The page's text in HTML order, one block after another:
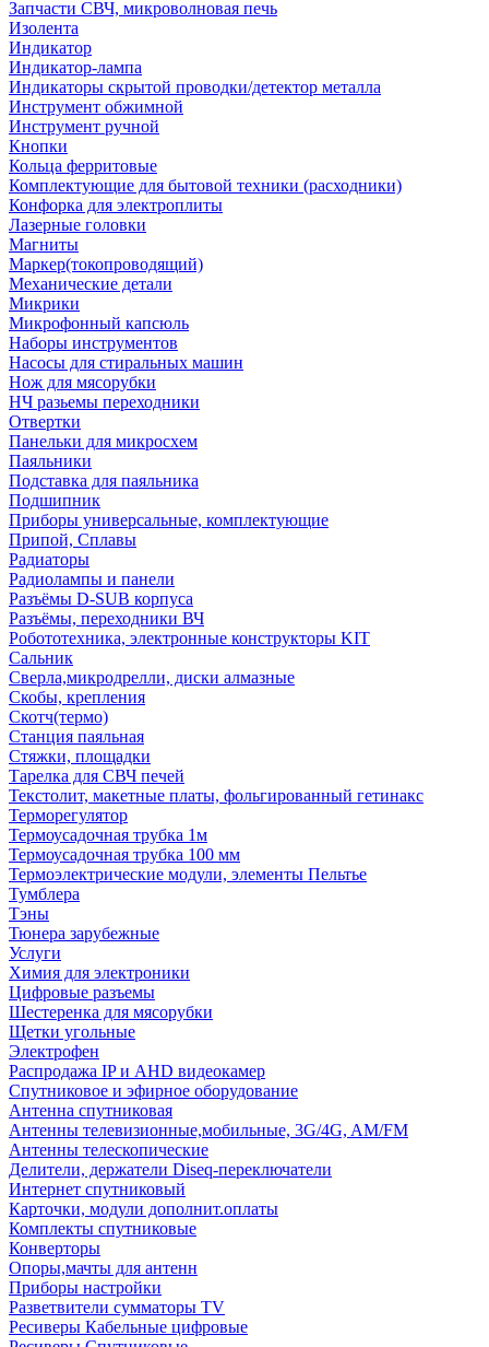
Запчасти СВЧ, микроволновая печь
Изолента
Индикатор
Индикатор-лампа
Индикаторы скрытой проводки/детектор металла
Инструмент обжимной
Инструмент ручной
Кнопки
Кольца ферритовые
Комплектующие для бытовой техники (расходники)
Конфорка для электроплиты
Лазерные головки
Магниты
Маркер(токопроводящий)
Механические детали
Микрики
Микрофонный капсюль
Наборы инструментов
Насосы для стиральных машин
Нож для мясорубки
НЧ разьемы переходники
Отвертки
Панельки для микросхем
Паяльники
Подставка для паяльника
Подшипник
Приборы универсальные, комплектующие
Припой, Сплавы
Радиаторы
Радиолампы и панели
Разъёмы D-SUB корпуса
Разъёмы, переходники ВЧ
Робототехника, электронные конструкторы KIT
Сальник
Сверла,микродрелли, диски алмазные
Скобы, крепления
Скотч(термо)
Станция паяльная
Стяжки, площадки
Тарелка для СВЧ печей
Текстолит, макетные платы, фольгированный гетинакс
Терморегулятор
Термоусадочная трубка 1м
Термоусадочная трубка 100 мм
Термоэлектрические модули, элементы Пельтье
Тумблера
Тэны
Тюнера зарубежные
Услуги
Химия для электроники
Цифровые разъемы
Шестеренка для мясорубки
Щетки угольные
Электрофен
Распродажа IP и AHD видеокамер
Спутниковое и эфирное оборудование
Антенна спутниковая
Антенны телевизионные,мобильные, 3G/4G, AM/FM
Антенны телескопические
Делители, держатели Diseq-переключатели
Интернет спутниковый
Карточки, модули дополнит.оплаты
Комплекты спутниковые
Конверторы
Опоры,мачты для антенн
Приборы настройки
Разветвители сумматоры TV
Ресиверы Кабельные цифровые